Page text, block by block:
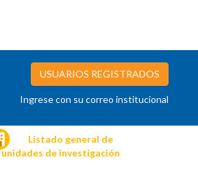
USUARIOS REGISTRADOS
Ingrese con su correo institucional
Listado general de
unidades de investigación